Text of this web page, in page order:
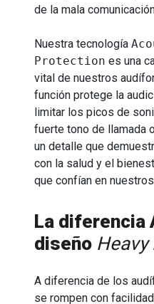
de la mala
Nuestra tecnología
Protection es una
vital de nuestros
función protege la
limitar los picos de
fuerte tono de llamada
un detalle que
con la salud y el
que confían en
La diferencia
diseño Heavy
A diferencia de los
se rompen con